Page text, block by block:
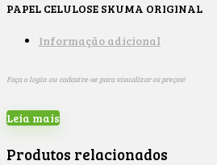
PAPEL CELULOSE SKUMA ORIGINAL
Informação adicional
Faça o login ou cadastre-se para visualizar os preços!
Leia mais
Produtos relacionados